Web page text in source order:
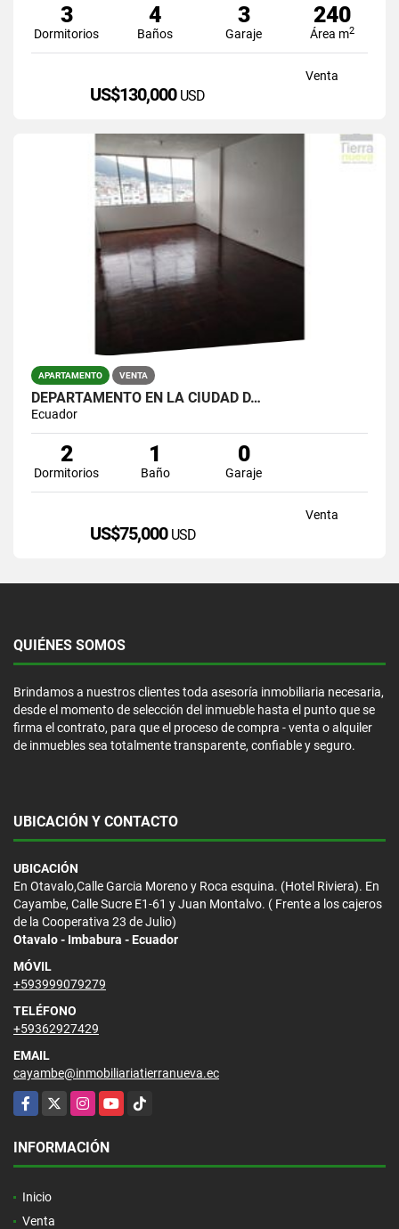
3
Dormitorios
4
Baños
3
Garaje
240
Área m2
Venta
US$130,000 USD
APARTAMENTO VENTA
DEPARTAMENTO EN LA CIUDAD D…
Ecuador
2
Dormitorios
1
Baño
0
Garaje
Venta
US$75,000 USD
QUIÉNES SOMOS
Brindamos a nuestros clientes toda asesoría inmobiliaria necesaria,
desde el momento de selección del inmueble hasta el punto que se
firma el contrato, para que el proceso de compra - venta o alquiler
de inmuebles sea totalmente transparente, confiable y seguro.
UBICACIÓN Y CONTACTO
UBICACIÓN
En Otavalo,Calle Garcia Moreno y Roca esquina. (Hotel Riviera). En
Cayambe, Calle Sucre E1-61 y Juan Montalvo. ( Frente a los cajeros
de la Cooperativa 23 de Julio)
Otavalo - Imbabura - Ecuador
MÓVIL
+593999079279
TELÉFONO
+59362927429
EMAIL
cayambe@inmobiliariatierranueva.ec
Facebook
X InstagramYouTubeTikTok
INFORMACIÓN
Inicio
Venta